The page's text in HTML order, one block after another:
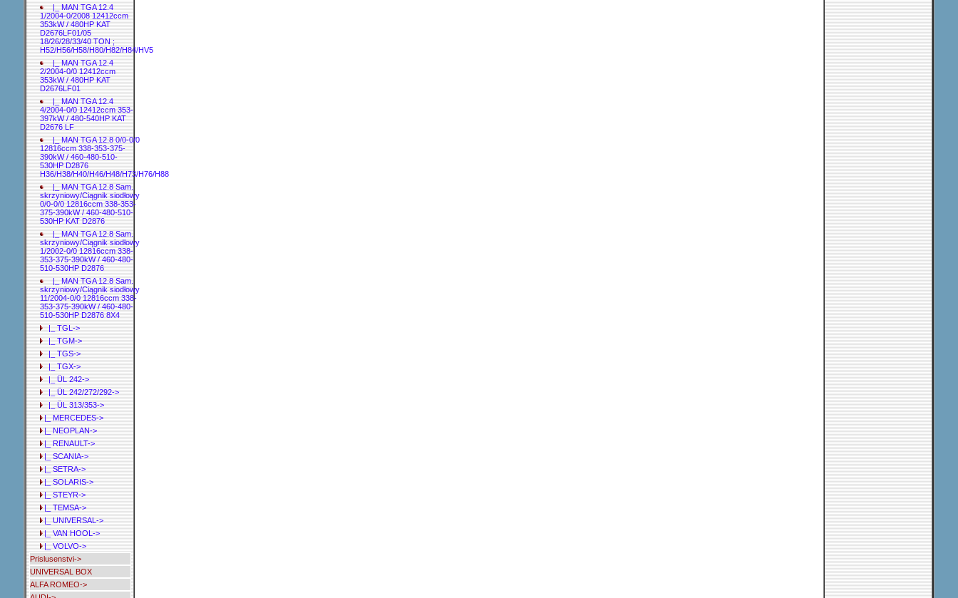
|_ MAN TGA 12.4
1/2004-0/2008 12412ccm
353kW / 480HP KAT
D2676LF01/05
18/26/28/33/40 TON ;
H52/H56/H58/H80/H82/H84/HV5
|_ MAN TGA 12.4
2/2004-0/0 12412ccm
353kW / 480HP KAT
D2676LF01
|_ MAN TGA 12.4
4/2004-0/0 12412ccm 353-
397kW / 480-540HP KAT
D2676 LF
|_ MAN TGA 12.8 0/0-0/0
12816ccm 338-353-375-
390kW / 460-480-510-
530HP D2876
H36/H38/H40/H46/H48/H73/H76/H88
|_ MAN TGA 12.8 Sam.
skrzyniowy/Ciągnik siodłowy
0/0-0/0 12816ccm 338-353-
375-390kW / 460-480-510-
530HP KAT D2876
|_ MAN TGA 12.8 Sam.
skrzyniowy/Ciągnik siodłowy
1/2002-0/0 12816ccm 338-
353-375-390kW / 460-480-
510-530HP D2876
|_ MAN TGA 12.8 Sam.
skrzyniowy/Ciągnik siodłowy
11/2004-0/0 12816ccm 338-
353-375-390kW / 460-480-
510-530HP D2876 8X4
|_ TGL->
|_ TGM->
|_ TGS->
|_ TGX->
|_ ÜL 242->
|_ ÜL 242/272/292->
|_ ÜL 313/353->
|_ MERCEDES->
|_ NEOPLAN->
|_ RENAULT->
|_ SCANIA->
|_ SETRA->
|_ SOLARIS->
|_ STEYR->
|_ TEMSA->
|_ UNIVERSAL->
|_ VAN HOOL->
|_ VOLVO->
Prislusenstvi->
UNIVERSAL BOX
ALFA ROMEO->